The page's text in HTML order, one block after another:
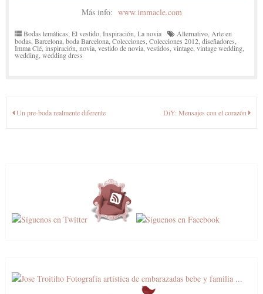
Más info: www.immacle.com
Bodas temáticas,El vestido,Inspiración,La novia Alternativo,Arte en
bodas,Barcelona,boda Barcelona,Colecciones,Colecciones 2012,diseñadores,
Imma Clé,inspiración,novia,vestido de novia,vestidos,vintage,vintage wedding,
wedding,wedding dress
Navegación
de
Un pre-boda realmente diferente DiY: Mensajes con el corazón